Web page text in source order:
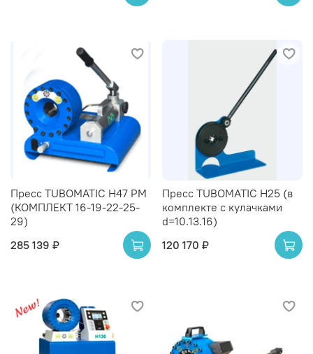
Пресс TUBOMATIC H47 PM
(КОМПЛЕКТ 16-19-22-25-
29)
285 139 ₽
Пресс TUBOMATIC H25 (в
комплекте с кулачками
d=10.13.16)
120 170 ₽